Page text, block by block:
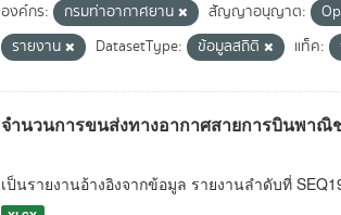
องค์กร: กรมท่าอากาศยาน สัญญาอนุญาต:
รายงาน
DatasetType: ข้อมูลสถิติ แท็ค:
จำนวนการขนส่งทางอากาศสายการบินพาณิ
เป็นรายงานอ้างอิงจากข้อมูล รายงานลำดับที่